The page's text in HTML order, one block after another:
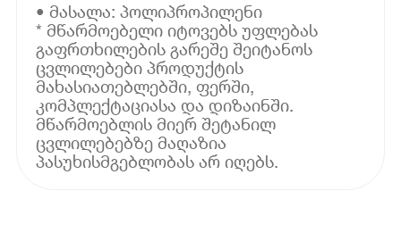
• მასალა: პოლიპროპილენი
* მწარმოებელი იტოვებს უფლებას
გაფრთხილების გარეშე შეიტანოს
ცვლილებები პროდუქტის
მახასიათებლებში, ფერში,
კომპლექტაციასა და დიზაინში.
მწარმოებლის მიერ შეტანილ
ცვლილებებზე მაღაზია
პასუხისმგებლობას არ იღებს.